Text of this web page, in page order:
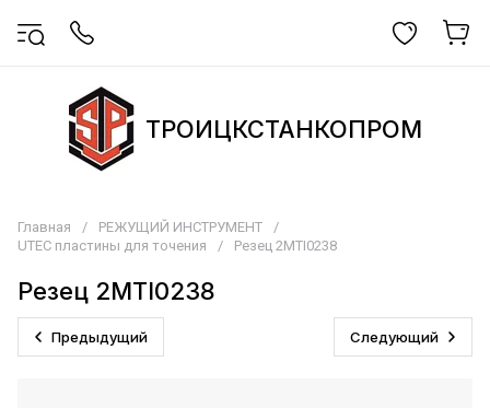
ТРОИЦКСТАНКОПРОМ
Главная / РЕЖУЩИЙ ИНСТРУМЕНТ
/
UTEC пластины для точения
/ Резец 2MTI0238
Резец 2MTI0238
Предыдущий Следующий